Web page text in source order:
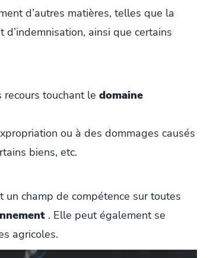
d’autres matières, telles que la
ainsi que certains
touchant le domaine
ou à des dommages causés
biens, etc.
un champ de compétence sur toutes
. Elle peut également se
agricoles.